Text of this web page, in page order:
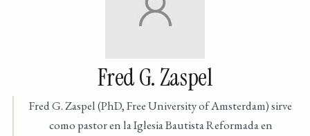
Fred G. Zaspel
Fred G. Zaspel (PhD, Free University of Amsterdam) sirve
como pastor en la Iglesia Bautista Reformada en